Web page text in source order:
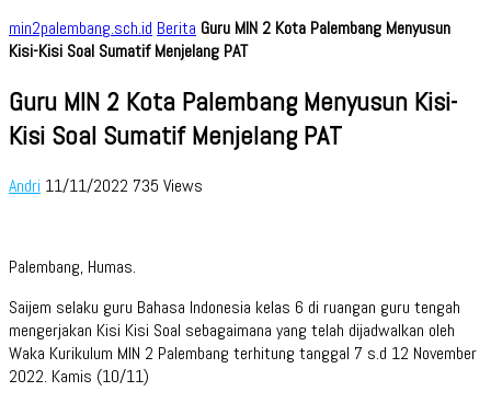
min2palembang.sch.id Berita Guru MIN 2 Kota Palembang Menyusun
Kisi-Kisi Soal Sumatif Menjelang PAT
Guru MIN 2 Kota Palembang Menyusun Kisi-
Kisi Soal Sumatif Menjelang PAT
Andri 11/11/2022 735 Views
Palembang, Humas.
Saijem selaku guru Bahasa Indonesia kelas 6 di ruangan guru tengah
mengerjakan Kisi Kisi Soal sebagaimana yang telah dijadwalkan oleh
Waka Kurikulum MIN 2 Palembang terhitung tanggal 7 s.d 12 November
2022. Kamis (10/11)